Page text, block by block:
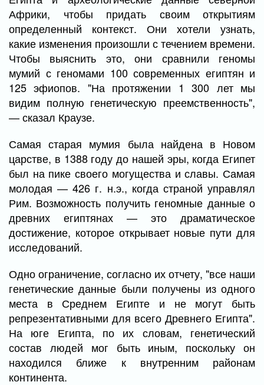
Африки, чтобы придать своим открытиям
определенный контекст. Они хотели узнать,
какие изменения произошли с течением времени.
Чтобы выяснить это, они сравнили геномы
мумий с геномами 100 современных египтян и
125 эфиопов. "На протяжении 1 300 лет мы
видим полную генетическую преемственность",
— сказал Краузе.
Самая старая мумия была найдена в Новом
царстве, в 1388 году до нашей эры, когда Египет
был на пике своего могущества и славы. Самая
молодая — 426 г. н.э., когда страной управлял
Рим. Возможность получить геномные данные о
древних египтянах — это драматическое
достижение, которое открывает новые пути для
исследований.
Одно ограничение, согласно их отчету, "все наши
генетические данные были получены из одного
места в Среднем Египте и не могут быть
репрезентативными для всего Древнего Египта".
На юге Египта, по их словам, генетический
состав людей мог быть иным, поскольку он
находился ближе к внутренним районам
континента.